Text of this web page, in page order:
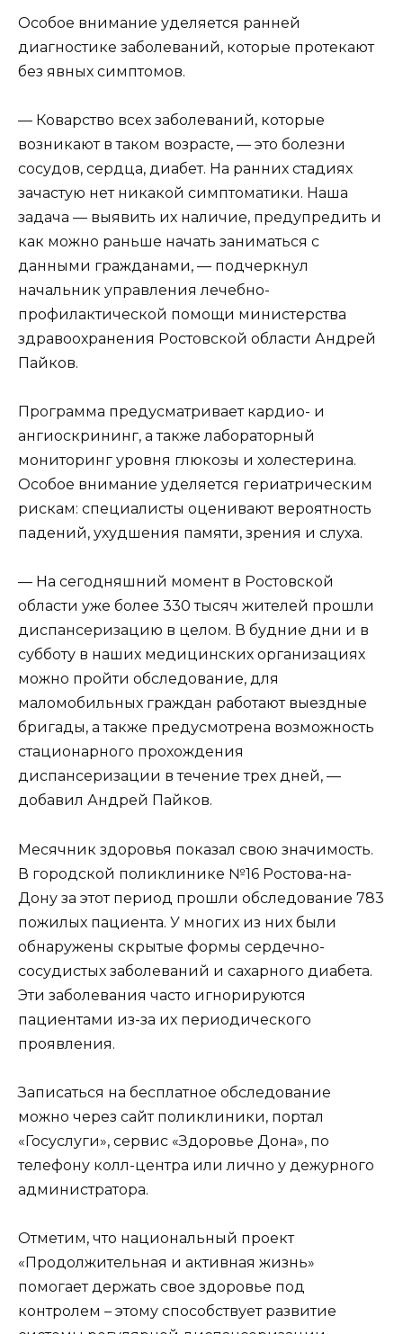
Особое внимание уделяется ранней
диагностике заболеваний, которые протекают
без явных симптомов.
— Коварство всех заболеваний, которые
возникают в таком возрасте, — это болезни
сосудов, сердца, диабет. На ранних стадиях
зачастую нет никакой симптоматики. Наша
задача — выявить их наличие, предупредить и
как можно раньше начать заниматься с
данными гражданами, — подчеркнул
начальник управления лечебно-
профилактической помощи министерства
здравоохранения Ростовской области Андрей
Пайков.
Программа предусматривает кардио- и
ангиоскрининг, а также лабораторный
мониторинг уровня глюкозы и холестерина.
Особое внимание уделяется гериатрическим
рискам: специалисты оценивают вероятность
падений, ухудшения памяти, зрения и слуха.
— На сегодняшний момент в Ростовской
области уже более 330 тысяч жителей прошли
диспансеризацию в целом. В будние дни и в
субботу в наших медицинских организациях
можно пройти обследование, для
маломобильных граждан работают выездные
бригады, а также предусмотрена возможность
стационарного прохождения
диспансеризации в течение трех дней, —
добавил Андрей Пайков.
Месячник здоровья показал свою значимость.
В городской поликлинике №16 Ростова-на-
Дону за этот период прошли обследование 783
пожилых пациента. У многих из них были
обнаружены скрытые формы сердечно-
сосудистых заболеваний и сахарного диабета.
Эти заболевания часто игнорируются
пациентами из-за их периодического
проявления.
Записаться на бесплатное обследование
можно через сайт поликлиники, портал
«Госуслуги», сервис «Здоровье Дона», по
телефону колл-центра или лично у дежурного
администратора.
Отметим, что национальный проект
«Продолжительная и активная жизнь»
помогает держать свое здоровье под
контролем – этому способствует развитие